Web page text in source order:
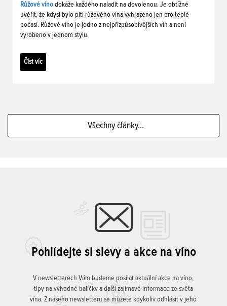
Růžové víno dokáže každého naladit na dovolenou. Je obtížné
uvěřit, že kdysi bylo pití růžového vína vyhrazeno jen pro teplé
počasí. Růžové víno je jedno z nejpřizpůsobivějších vín a není
vyrobeno v jednom stylu.
Číst víc
Všechny články...
Pohlídejte si slevy a akce na víno
V newsletterech Vám budeme posílat aktuální akce na víno,
tipy na výhodné balíčky a další zajímavé informace ze světa
vína. Z našeho newsletteru se můžete kdykoliv odhlásit v jeho